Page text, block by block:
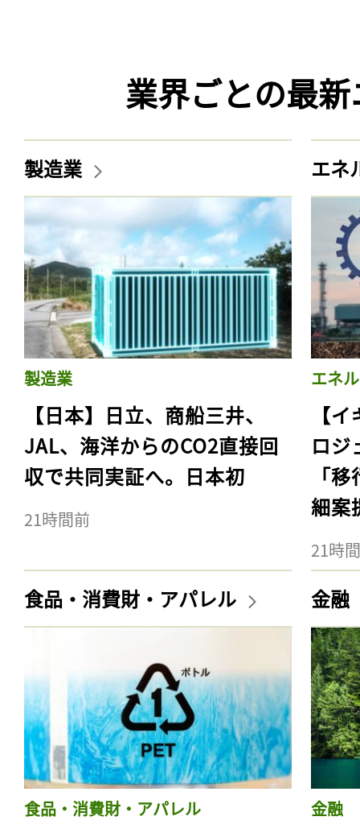
業界ごとの最
製造業
製造業
【日本】日立、商船三井、
JAL、海洋からのCO2直接回
収で共同実証へ。日本初
21時間前
エネ
エネ
【
ロジ
「
細案
21時
食品・消費財・アパレル
食品・消費財・アパレル
金融
金融